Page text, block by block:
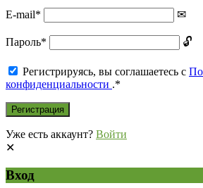
E-mail*
Пароль*
Регистрируясь, вы соглашаетесь с
конфиденциальности .*
Уже есть аккаунт? Войти
Вход